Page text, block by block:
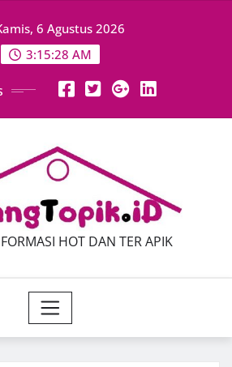
6 Agustus 2026
3:15:30 AM
HOT DAN TER APIK